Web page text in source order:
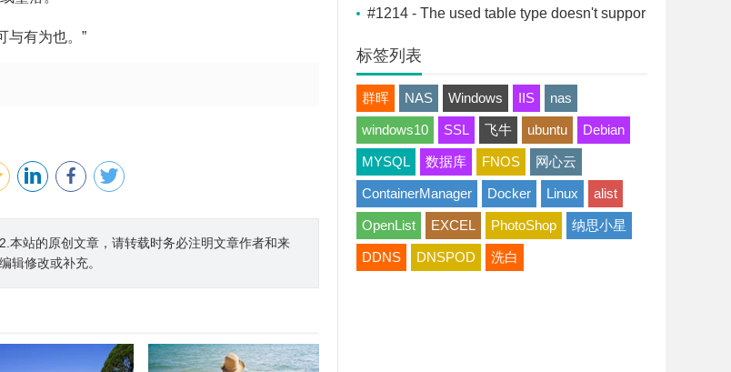
与有为也。”
本站的原创文章，请转载时务必注明文章作者和来
辑修改或补充。
快，平安喜乐
#1214 - The used table type doesn't suppor
t FULLTEXT indexes解决办法
标签列表
群晖 NAS Windows IIS nas
windows10 SSL 飞牛 ubuntu Debian
MYSQL 数据库 FNOS 网心云
ContainerManager Docker Linux alist
OpenList EXCEL PhotoShop 纳思小星
DDNS DNSPOD 洗白